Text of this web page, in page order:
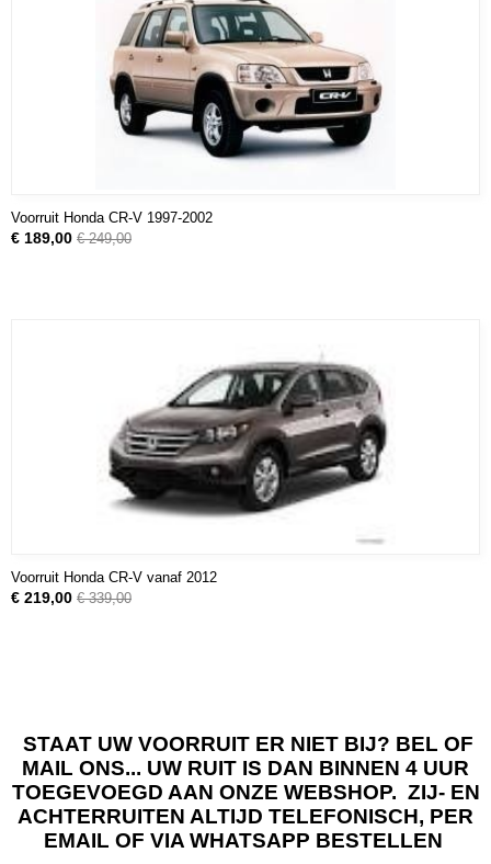
Voorruit Honda CR-V 1997-2002
€ 189,00 € 249,00
Voorruit Honda CR-V vanaf 2012
€ 219,00 € 339,00
STAAT UW VOORRUIT ER NIET BIJ? BEL OF
MAIL ONS... UW RUIT IS DAN BINNEN 4 UUR
TOEGEVOEGD AAN ONZE WEBSHOP. ZIJ- EN
ACHTERRUITEN ALTIJD TELEFONISCH, PER
EMAIL OF VIA WHATSAPP BESTELLEN